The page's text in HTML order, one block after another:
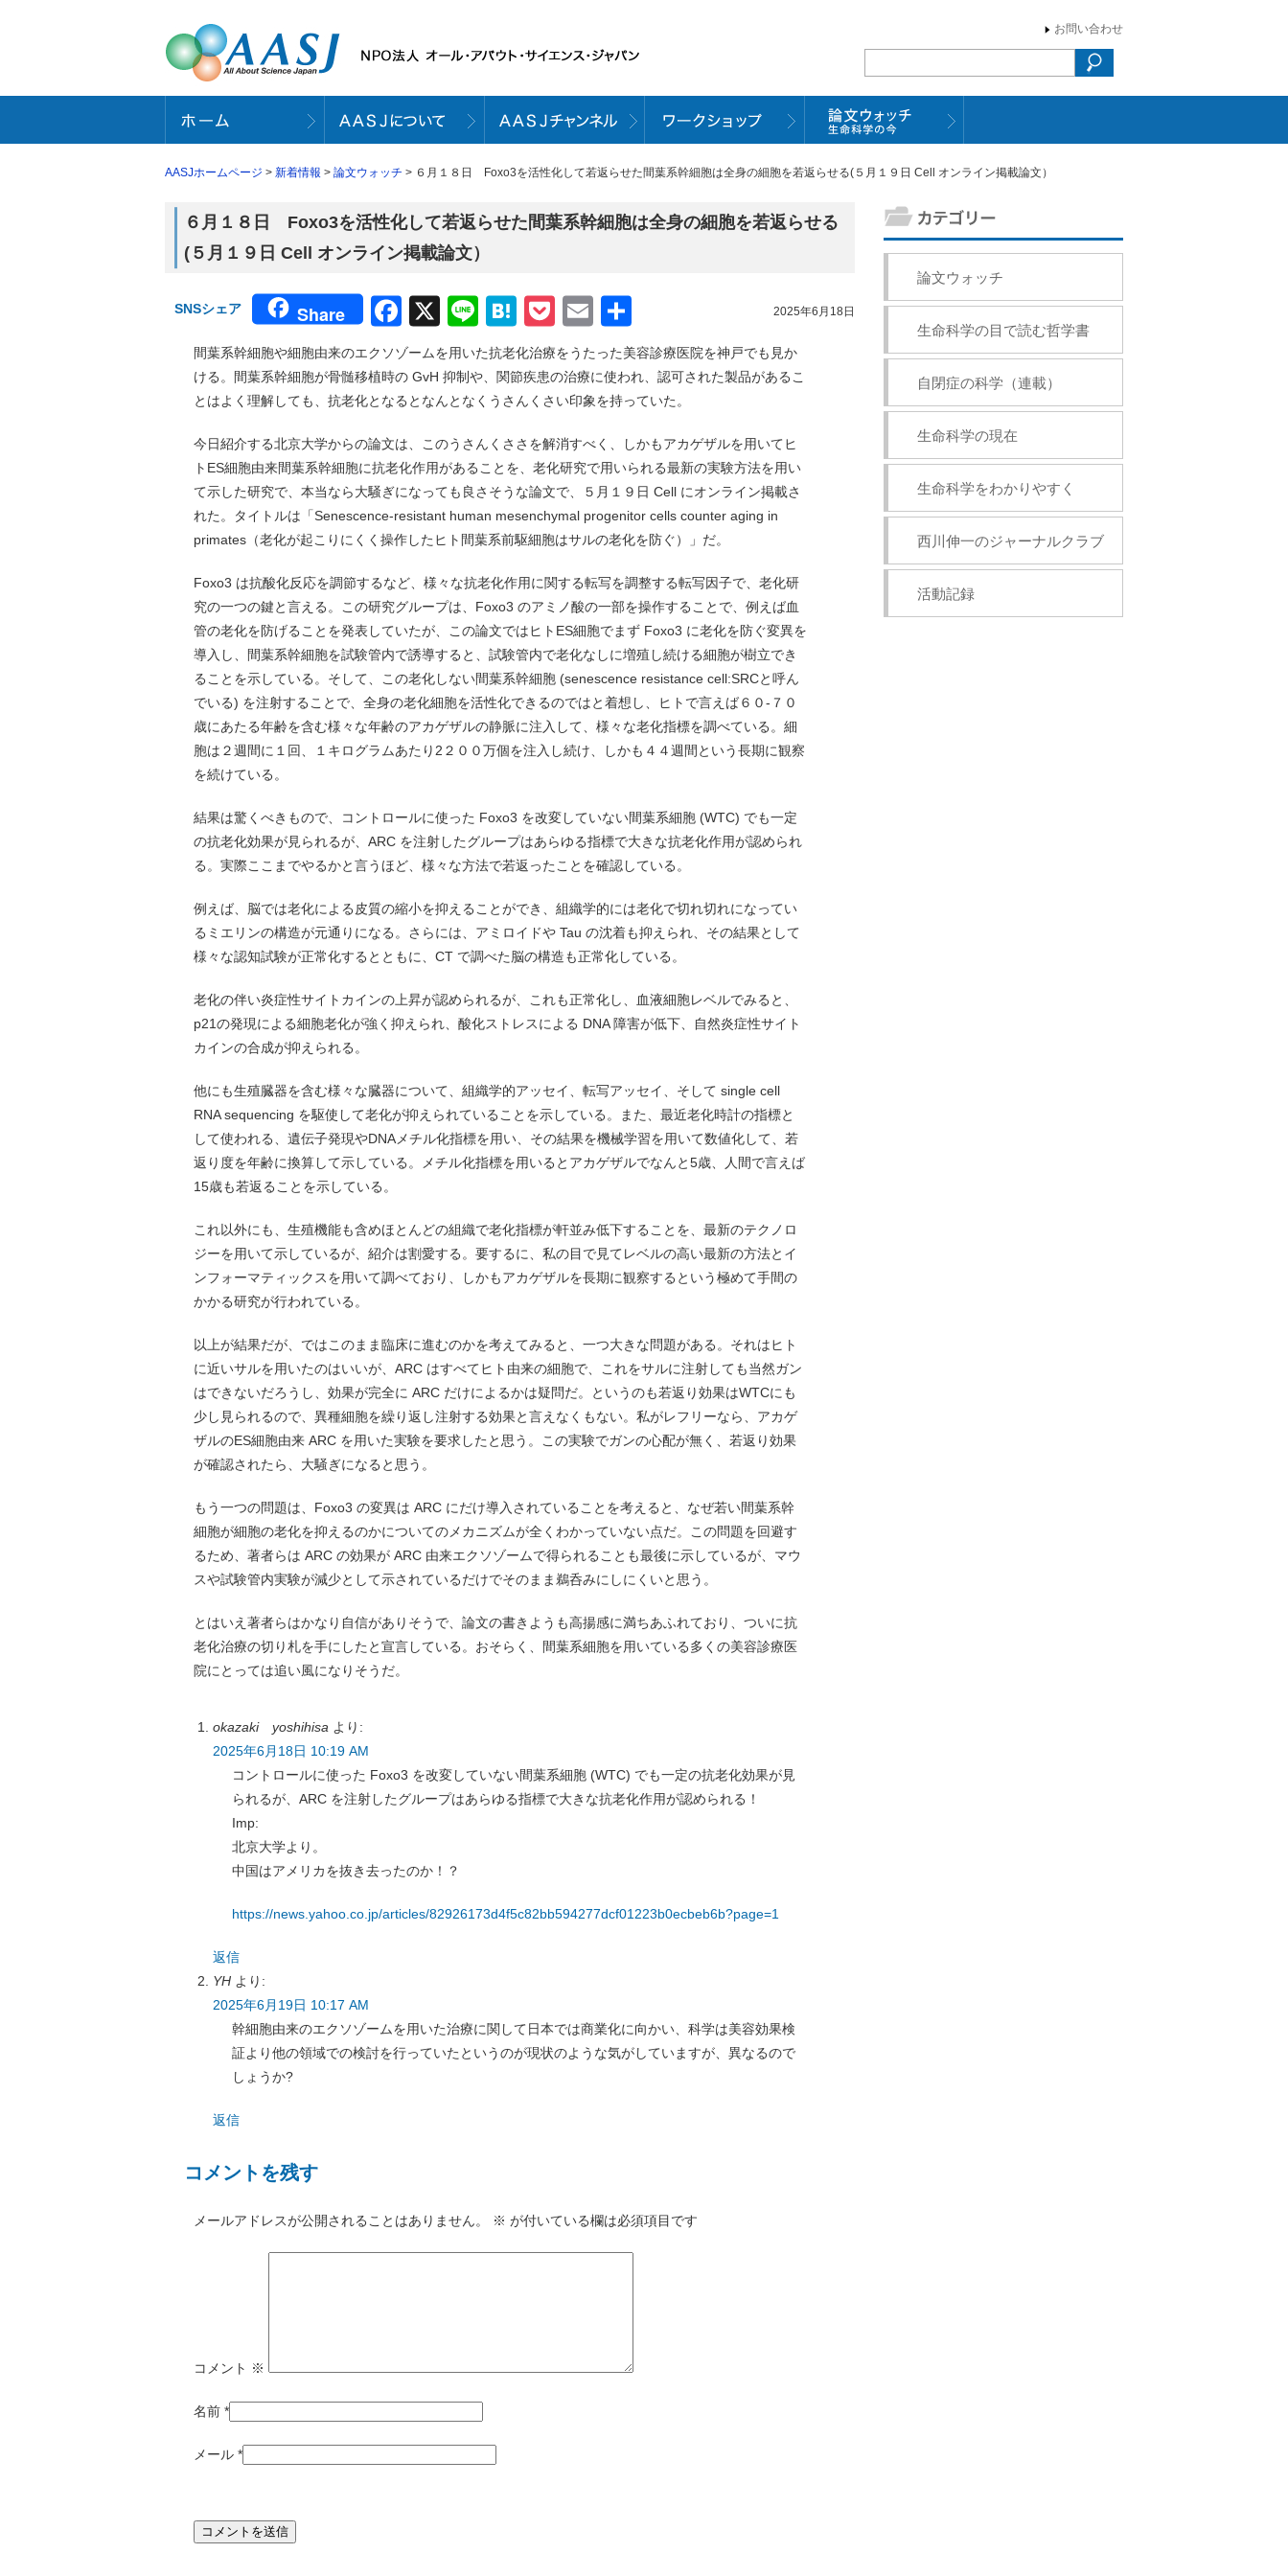
お問い合わせ
AASJホームページ > 新着情報 > 論文ウォッチ > ６月１８日 Foxo3を活性化して若返らせた間葉系幹細胞は全身の細胞を若返らせる(５月１９日 Cell オンライン掲載論文）
６月１８日 Foxo3を活性化して若返らせた間葉系幹細胞は全身の細胞を若返らせる
(５月１９日 Cell オンライン掲載論文）
2025年6月18日
SNSシェア Share Facebook
X LineHatena
Pocket
Email
有
間葉系幹細胞や細胞由来のエクソゾームを用いた抗老化治療をうたった美容診療医院を神戸でも見か
ける。間葉系幹細胞が骨髄移植時の GvH 抑制や、関節疾患の治療に使われ、認可された製品があるこ
とはよく理解しても、抗老化となるとなんとなくうさんくさい印象を持っていた。
今日紹介する北京大学からの論文は、このうさんくささを解消すべく、しかもアカゲザルを用いてヒ
トES細胞由来間葉系幹細胞に抗老化作用があることを、老化研究で用いられる最新の実験方法を用い
て示した研究で、本当なら大騒ぎになっても良さそうな論文で、５月１９日 Cell にオンライン掲載さ
れた。タイトルは「Senescence-resistant human mesenchymal progenitor cells counter aging in
primates（老化が起こりにくく操作したヒト間葉系前駆細胞はサルの老化を防ぐ）」だ。
Foxo3 は抗酸化反応を調節するなど、様々な抗老化作用に関する転写を調整する転写因子で、老化研
究の一つの鍵と言える。この研究グループは、Foxo3 のアミノ酸の一部を操作することで、例えば血
管の老化を防げることを発表していたが、この論文ではヒトES細胞でまず Foxo3 に老化を防ぐ変異を
導入し、間葉系幹細胞を試験管内で誘導すると、試験管内で老化なしに増殖し続ける細胞が樹立でき
ることを示している。そして、この老化しない間葉系幹細胞 (senescence resistance cell:SRCと呼ん
でいる) を注射することで、全身の老化細胞を活性化できるのではと着想し、ヒトで言えば６０-７０
歳にあたる年齢を含む様々な年齢のアカゲザルの静脈に注入して、様々な老化指標を調べている。細
胞は２週間に１回、１キログラムあたり2２００万個を注入し続け、しかも４４週間という長期に観察
を続けている。
結果は驚くべきもので、コントロールに使った Foxo3 を改変していない間葉系細胞 (WTC) でも一定
の抗老化効果が見られるが、ARC を注射したグループはあらゆる指標で大きな抗老化作用が認められ
る。実際ここまでやるかと言うほど、様々な方法で若返ったことを確認している。
例えば、脳では老化による皮質の縮小を抑えることができ、組織学的には老化で切れ切れになってい
るミエリンの構造が元通りになる。さらには、アミロイドや Tau の沈着も抑えられ、その結果として
様々な認知試験が正常化するとともに、CT で調べた脳の構造も正常化している。
老化の伴い炎症性サイトカインの上昇が認められるが、これも正常化し、血液細胞レベルでみると、
p21の発現による細胞老化が強く抑えられ、酸化ストレスによる DNA 障害が低下、自然炎症性サイト
カインの合成が抑えられる。
他にも生殖臓器を含む様々な臓器について、組織学的アッセイ、転写アッセイ、そして single cell
RNA sequencing を駆使して老化が抑えられていることを示している。また、最近老化時計の指標と
して使われる、遺伝子発現やDNAメチル化指標を用い、その結果を機械学習を用いて数値化して、若
返り度を年齢に換算して示している。メチル化指標を用いるとアカゲザルでなんと5歳、人間で言えば
15歳も若返ることを示している。
これ以外にも、生殖機能も含めほとんどの組織で老化指標が軒並み低下することを、最新のテクノロ
ジーを用いて示しているが、紹介は割愛する。要するに、私の目で見てレベルの高い最新の方法とイ
ンフォーマティックスを用いて調べており、しかもアカゲザルを長期に観察するという極めて手間の
かかる研究が行われている。
以上が結果だが、ではこのまま臨床に進むのかを考えてみると、一つ大きな問題がある。それはヒト
に近いサルを用いたのはいいが、ARC はすべてヒト由来の細胞で、これをサルに注射しても当然ガン
はできないだろうし、効果が完全に ARC だけによるかは疑問だ。というのも若返り効果はWTCにも
少し見られるので、異種細胞を繰り返し注射する効果と言えなくもない。私がレフリーなら、アカゲ
ザルのES細胞由来 ARC を用いた実験を要求したと思う。この実験でガンの心配が無く、若返り効果
が確認されたら、大騒ぎになると思う。
もう一つの問題は、Foxo3 の変異は ARC にだけ導入されていることを考えると、なぜ若い間葉系幹
細胞が細胞の老化を抑えるのかについてのメカニズムが全くわかっていない点だ。この問題を回避す
るため、著者らは ARC の効果が ARC 由来エクソゾームで得られることも最後に示しているが、マウ
スや試験管内実験が減少として示されているだけでそのまま鵜呑みにしにくいと思う。
とはいえ著者らはかなり自信がありそうで、論文の書きようも高揚感に満ちあふれており、ついに抗
老化治療の切り札を手にしたと宣言している。おそらく、間葉系細胞を用いている多くの美容診療医
院にとっては追い風になりそうだ。
okazaki yoshihisa より:
2025年6月18日 10:19 AM
コントロールに使った Foxo3 を改変していない間葉系細胞 (WTC) でも一定の抗老化効果が見
られるが、ARC を注射したグループはあらゆる指標で大きな抗老化作用が認められる！
Imp:
北京大学より。
中国はアメリカを抜き去ったのか！？
https://news.yahoo.co.jp/articles/82926173d4f5c82bb594277dcf01223b0ecbeb6b?page=1
返信
YH より:
2025年6月19日 10:17 AM
幹細胞由来のエクソゾームを用いた治療に関して日本では商業化に向かい、科学は美容効果検
証より他の領域での検討を行っていたというのが現状のような気がしていますが、異なるので
しょうか?
返信
コメントを残す
メールアドレスが公開されることはありません。 ※ が付いている欄は必須項目です
コメント ※
名前 *
メール *
論文ウォッチ
生命科学の目で読む哲学書
自閉症の科学（連載）
生命科学の現在
生命科学をわかりやすく
西川伸一のジャーナルクラブ
活動記録